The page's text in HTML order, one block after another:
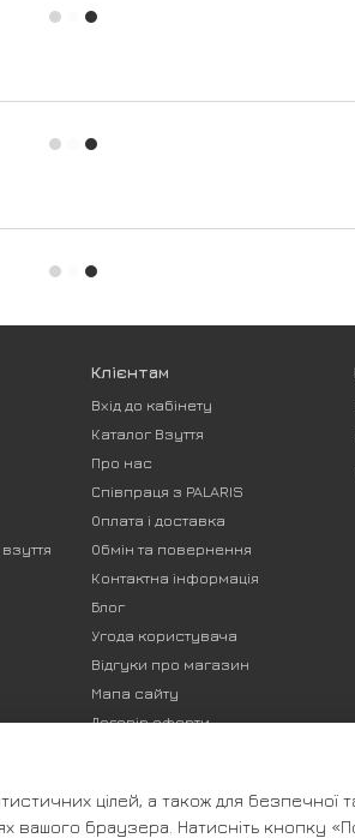
Клієнтам
Вхід до кабінету
Каталог Взуття
Про нас
Співпраця з PALARIS
Оплата і доставка
Обмін та повернення
Контактна інформація
Блог
Угода користувача
Відгуки про магазин
Мапа сайту
Договір оферти
цілей, а також для безпечної
вашого браузера. Натисніть кнопку